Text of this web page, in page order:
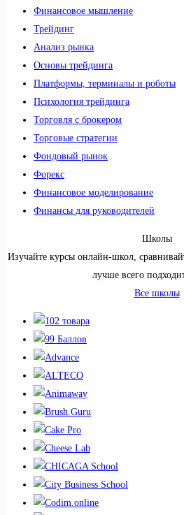
Финансовое мышление
Трейдинг
Анализ рынка
Основы трейдинга
Платформы, терминалы и роботы
Психология трейдинга
Торговля с брокером
Торговые стратегии
Фондовый рынок
Форекс
Финансовое моделирование
Финансы для руководителей
Школы
Изучайте курсы онлайн-школ,
лучше всего
Все школы